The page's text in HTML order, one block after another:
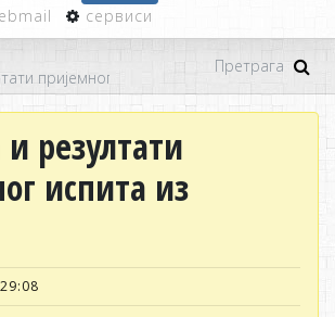
сервиси
пријемног испита из физике
резултати
испита из